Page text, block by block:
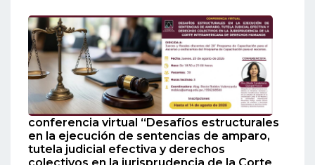
conferencia virtual “Desafíos estructurales
en la ejecución de sentencias de amparo,
tutela judicial efectiva y derechos